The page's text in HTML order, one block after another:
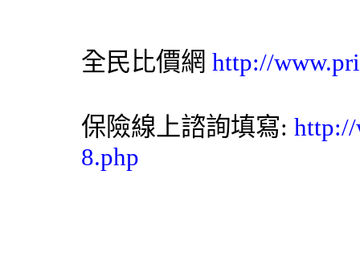
全民比價網 http://
保險線上諮詢填寫: http://
8.php